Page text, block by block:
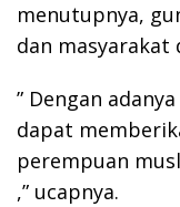
menutupnya,
dan masyarakat
” Dengan
dapat
perempuan
,” ucapnya.